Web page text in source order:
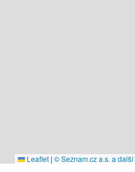
Leaflet | © Seznam.cz a.s. a další